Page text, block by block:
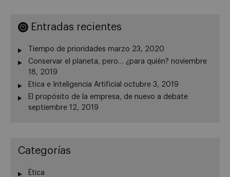
Entradas recientes
Tiempo de prioridades marzo 23, 2020
Conservar el planeta, pero… ¿para quién? noviembre
18, 2019
Etica e Inteligencia Artificial
octubre 3, 2019
El propósito de la empresa, de nuevo a debate
septiembre 12, 2019
Categorías
Ética